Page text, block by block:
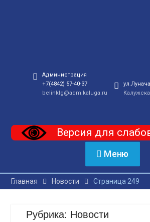
Администрация
+7(4842) 57-40-37
belinklg@adm.kaluga.ru
Версия для
Меню
Главная Новости Страница 249
Рубрика: Новости